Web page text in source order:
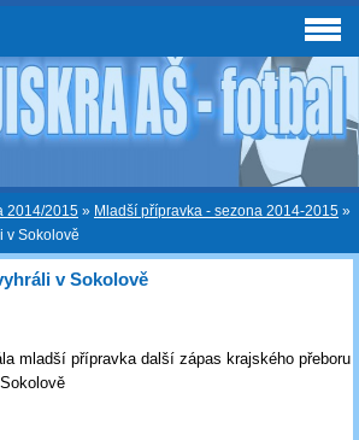
2014/2015 » Mladší přípravka - sezona 2014-2015 »
v Sokolově
v Sokolově
mladší přípravka další zápas krajského přeboru